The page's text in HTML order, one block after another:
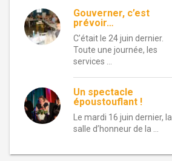
Gouverner, c’est
prévoir…
C’était le 24 juin dernier.
Toute une journée, les
services …
Un spectacle
époustouflant !
Le mardi 16 juin dernier, la
salle d’honneur de la …